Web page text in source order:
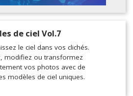
de ciel Vol.7
le ciel dans vos clichés.
modifiez ou transformez
vos photos avec de
modèles de ciel uniques.